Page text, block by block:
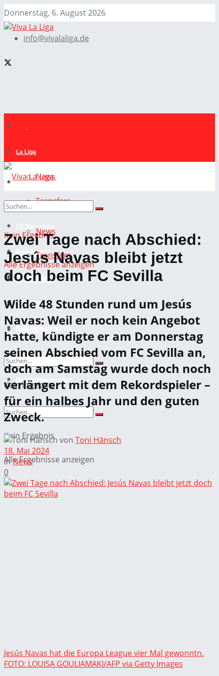
Donnerstag, 6. August 2026
info@vivalaliga.de
La Liga
News
Transfers
Real Madrid
Atletico Madrid
International
Kein Ergebnis
Alle Ergebnisse anzeigen
La Liga
News
Transfers
FC Barcelona
Real Madrid
Atletico Madrid
International
Nationalmannschaft
Kein Ergebnis
Alle Ergebnisse anzeigen
Kein Ergebnis
Alle Ergebnisse anzeigen
Zwei Tage nach Abschied:
Jesús Navas bleibt jetzt
doch beim FC Sevilla
Wilde 48 Stunden rund um Jesús
Navas: Weil er noch kein Angebot
hatte, kündigte er am Donnerstag
seinen Abschied vom FC Sevilla an,
doch am Samstag wurde doch noch
verlängert mit dem Rekordspieler –
für ein halbes Jahr und den guten
Zweck.
von Toni Hänsch
18. Mai 2024
in News
0
Jesús Navas hat die Europa League vier Mal gewonntn.
FOTO: LOUISA GOULIAMAKI/AFP via Getty Images